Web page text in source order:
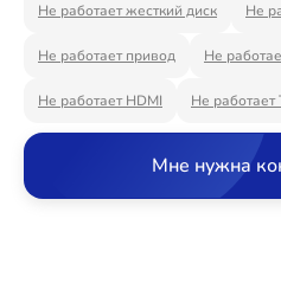
Не работает жесткий диск Не
Не работает привод Не
Не работает HDMI Не работает
Мне нужна
Ремонт